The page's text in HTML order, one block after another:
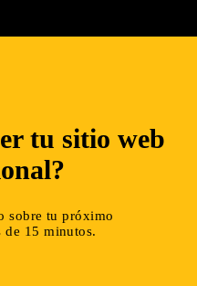
tu sitio web
sobre tu próximo
de 15 minutos.